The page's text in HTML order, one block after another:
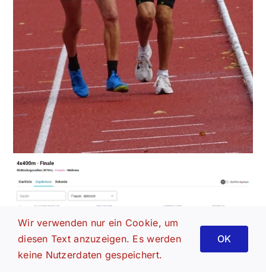
Wir verwenden nur ein Cookie, um
diesen Text anzuzeigen. Es werden
keine Nutzerdaten gespeichert.
OK